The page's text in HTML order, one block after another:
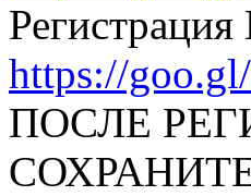
https://
ПОСЛЕ